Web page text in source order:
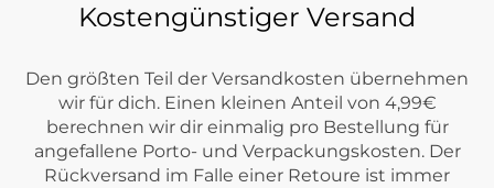
Kostengünstiger Versand
Den größten Teil der Versandkosten übernehmen
wir für dich. Einen kleinen Anteil von 4,99€
berechnen wir dir einmalig pro Bestellung für
angefallene Porto- und Verpackungskosten. Der
Rückversand im Falle einer Retoure ist immer